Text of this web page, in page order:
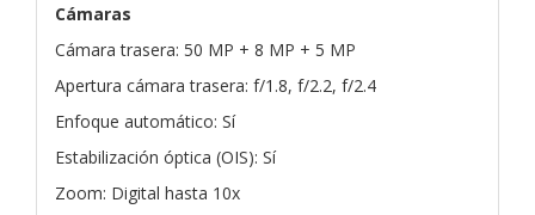
Cámaras
Cámara trasera: 50 MP + 8 MP + 5 MP
Apertura cámara trasera: f/1.8, f/2.2, f/2.4
Enfoque automático: Sí
Estabilización óptica (OIS): Sí
Zoom: Digital hasta 10x